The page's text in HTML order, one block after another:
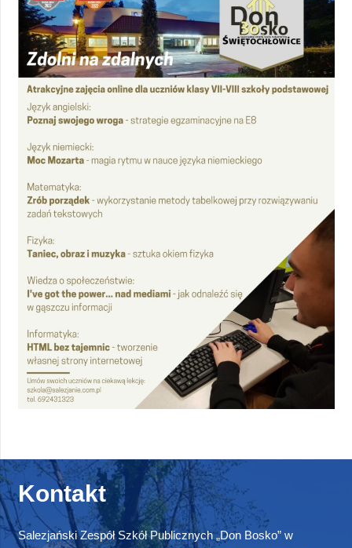
Kontakt
Salezjański Zespół Szkół Publicznych „Don Bosko” w